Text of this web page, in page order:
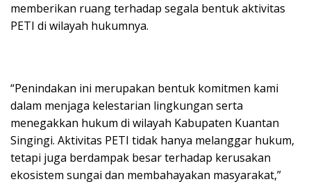
memberikan ruang terhadap segala bentuk aktivitas
PETI di wilayah hukumnya.
“Penindakan ini merupakan bentuk komitmen kami
dalam menjaga kelestarian lingkungan serta
menegakkan hukum di wilayah Kabupaten Kuantan
Singingi. Aktivitas PETI tidak hanya melanggar hukum,
tetapi juga berdampak besar terhadap kerusakan
ekosistem sungai dan membahayakan masyarakat,”